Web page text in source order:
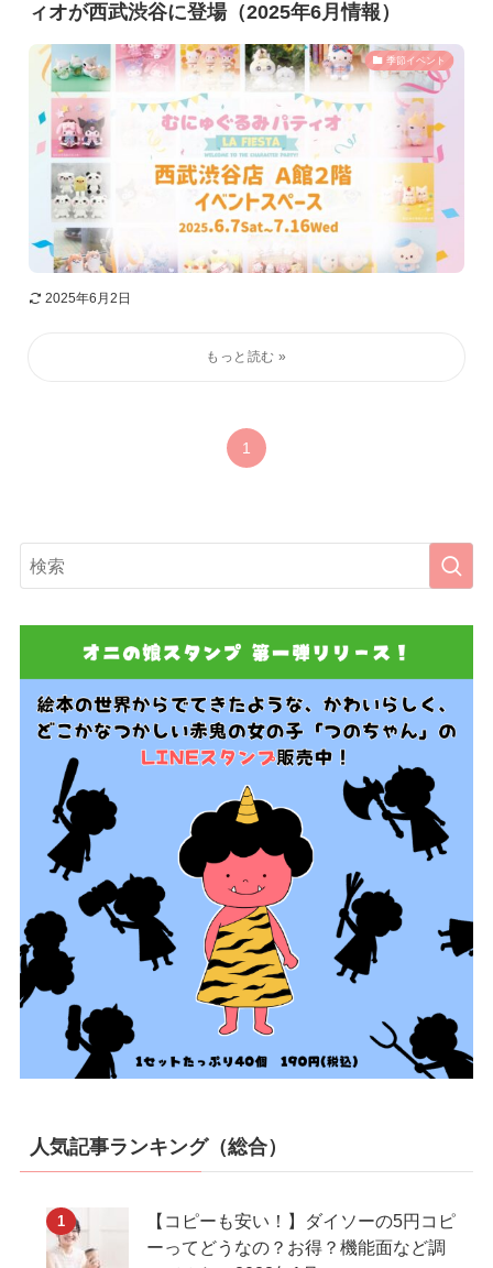
ィオが西武渋谷に登場（2025年6月情報）
季節イベント
2025年6月2日
1
人気記事ランキング（総合）
【コピーも安い！】ダイソーの5円コピ
ーってどうなの？お得？機能面など調